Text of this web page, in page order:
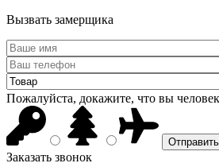
Вызвать замерщика
Пожалуйста, докажите, что вы
Заказать звонок